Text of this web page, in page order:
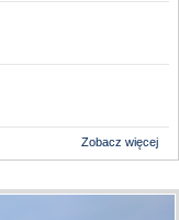
Zobacz więcej